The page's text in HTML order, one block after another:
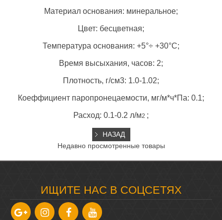
Материал основания: минеральное;
Цвет: бесцветная;
Температура основания: +5°÷ +30°С;
Время высыхания, часов: 2;
Плотность, г/см3: 1.0-1.02;
Коеффициент паропронецаемости, мг/м*ч*Па: 0.1;
Расход: 0.1-0.2 л/м2 ;
Недавно просмотренные товары
ИЩИТЕ НАС В СОЦСЕТЯХ